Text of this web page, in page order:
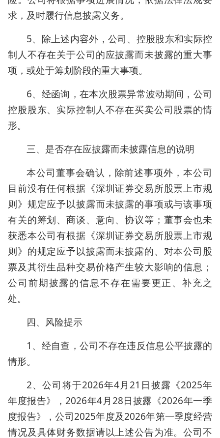
求，及时履行信息披露义务。
5、除上述内容外，公司、控股股东和实际控
制人不存在关于公司的应披露而未披露的重大事
项，或处于筹划阶段的重大事项。
6、经函询，在本次股票异常波动期间，公司
控股股东、实际控制人不存在买卖公司股票的情
形。
三、是否存在应披露而未披露信息的说明
本公司董事会确认，除前述事项外，本公司
目前没有任何根据《深圳证券交易所股票上市规
则》规定应予以披露而未披露的事项或与该事项
有关的筹划、商谈、意向、协议等；董事会也未
获悉本公司有根据《深圳证券交易所股票上市规
则》的规定应予以披露而未披露的、对本公司股
票及其衍生品种交易价格产生较大影响的信息；
公司前期披露的信息不存在需要更正、补充之
处。
四、风险提示
1、经自查，公司不存在违反信息公平披露的
情形。
2、公司将于2026年4月21日披露《2025年
年度报告》，2026年4月28日披露《2026年一季
度报告》，公司2025年度及2026年第一季度经营
情况及具体财务数据请以上述公告为准。公司不